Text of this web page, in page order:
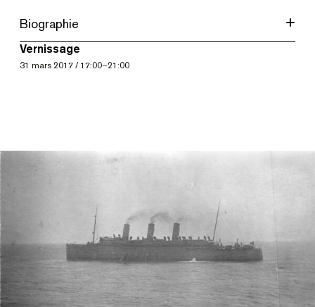
Biographie
Vernissage
31 mars 2017 / 17:00–21:00